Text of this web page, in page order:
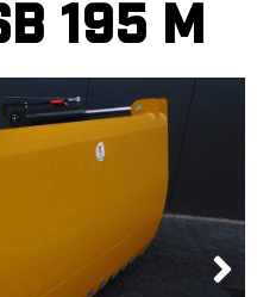
195 M